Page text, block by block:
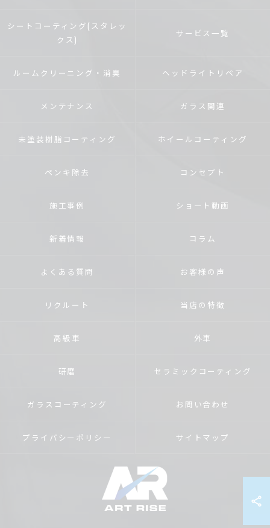
シートコーティング(スタレッ
クス)
サービス一覧
ルームクリーニング・消臭 ヘッドライトリペア
メンテナンス ガラス関連
未塗装樹脂コーティング ホイールコーティング
ペンキ除去 コンセプト
施工事例 ショート動画
新着情報 コラム
よくある質問 お客様の声
リクルート 当店の特徴
高級車 外車
研磨 セラミックコーティング
ガラスコーティング お問い合わせ
プライバシーポリシー サイトマップ